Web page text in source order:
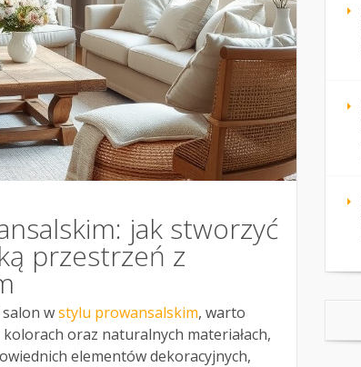
jak stworzyć
przestrzeń z
wstylu prowansalskim, warto
oraz naturalnych materiałach,
elementów dekoracyjnych,